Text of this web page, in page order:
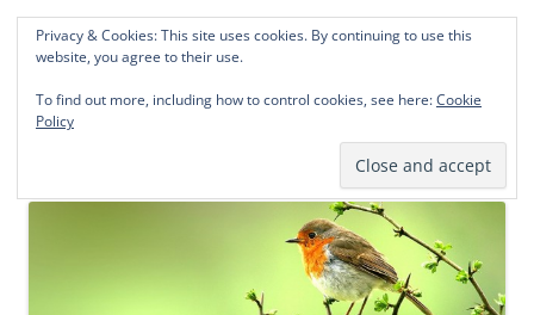
Norddeutsche Genealogien
Michael Kohlhaas und Jens Kirchhoff
springen
Privacy & Cookies: This site uses cookies. By continuing to use this
website, you agree to their use.
To find out more, including how to control cookies, see here:Cookie
Policy